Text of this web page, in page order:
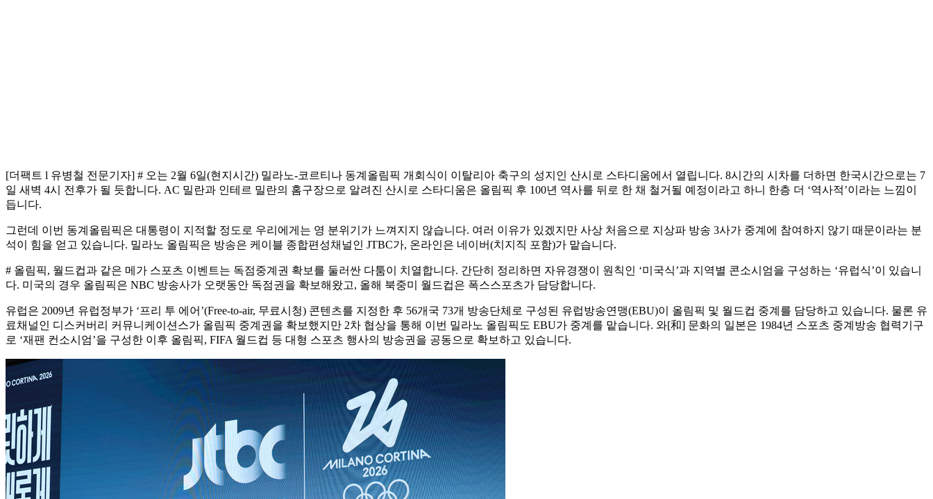
[더팩트 l 유병철 전문기자] # 오는 2월 6일(현지시간) 밀라노-코르티나 동계올림픽 개회식이 이탈리아 축구의 성지인 산시로 스타디움에서 열립니다. 8시간의 시차를 더하면 한국시간으로는 7
일 새벽 4시 전후가 될 듯합니다. AC 밀란과 인테르 밀란의 홈구장으로 알려진 산시로 스타디움은 올림픽 후 100년 역사를 뒤로 한 채 철거될 예정이라고 하니 한층 더 ‘역사적’이라는 느낌이
듭니다.
그런데 이번 동계올림픽은 대통령이 지적할 정도로 우리에게는 영 분위기가 느껴지지 않습니다. 여러 이유가 있겠지만 사상 처음으로 지상파 방송 3사가 중계에 참여하지 않기 때문이라는 분
석이 힘을 얻고 있습니다. 밀라노 올림픽은 방송은 케이블 종합편성채널인 JTBC가, 온라인은 네이버(치지직 포함)가 맡습니다.
# 올림픽, 월드컵과 같은 메가 스포츠 이벤트는 독점중계권 확보를 둘러싼 다툼이 치열합니다. 간단히 정리하면 자유경쟁이 원칙인 ‘미국식’과 지역별 콘소시엄을 구성하는 ‘유럽식’이 있습니
다. 미국의 경우 올림픽은 NBC 방송사가 오랫동안 독점권을 확보해왔고, 올해 북중미 월드컵은 폭스스포츠가 담당합니다.
유럽은 2009년 유럽정부가 ‘프리 투 에어’(Free-to-air, 무료시청) 콘텐츠를 지정한 후 56개국 73개 방송단체로 구성된 유럽방송연맹(EBU)이 올림픽 및 월드컵 중계를 담당하고 있습니다. 물론 유
료채널인 디스커버리 커뮤니케이션스가 올림픽 중계권을 확보했지만 2차 협상을 통해 이번 밀라노 올림픽도 EBU가 중계를 맡습니다. 와[和] 문화의 일본은 1984년 스포츠 중계방송 협력기구
로 ‘재팬 컨소시엄’을 구성한 이후 올림픽, FIFA 월드컵 등 대형 스포츠 행사의 방송권을 공동으로 확보하고 있습니다.